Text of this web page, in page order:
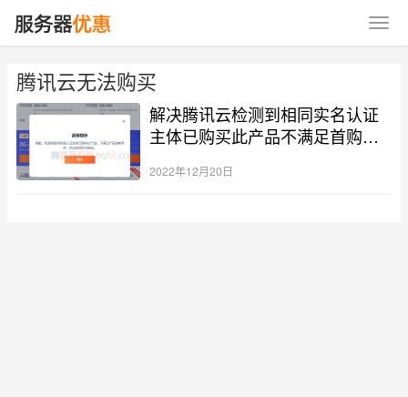
腾讯云无法购买
解决腾讯云检测到相同实名认证
主体已购买此产品不满足首购条
2022年12月20日